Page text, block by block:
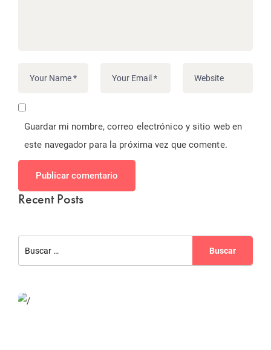
Guardar mi nombre, correo electrónico y sitio web en
este navegador para la próxima vez que comente.
Publicar comentario
Recent Posts